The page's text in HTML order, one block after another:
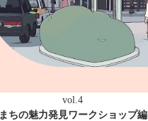
vol.4
まちの魅力発見ワークショップ編